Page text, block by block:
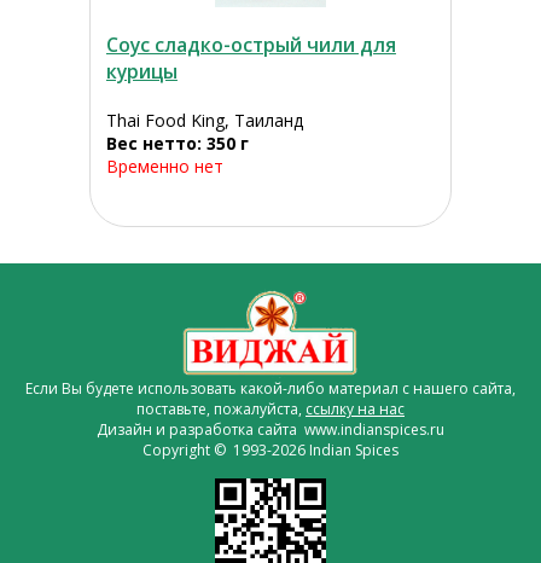
Соус сладко-острый чили для
курицы
Thai Food King, Таиланд
Вес нетто: 350 г
Временно нет
Если Вы будете использовать какой-либо материал с нашего сайта,
поставьте, пожалуйста, ссылку на нас
Дизайн и разработка сайта www.indianspices.ru
Copyright © 1993-2026 Indian Spices